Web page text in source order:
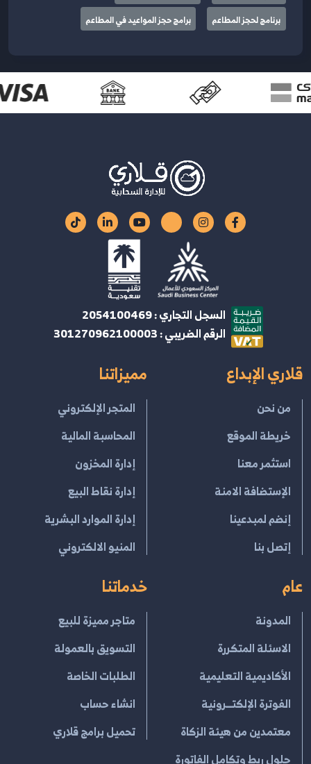
برنامج لحجز المطاعم
برامج حجز المواعيد في المطاعم
السجل التجاري : 2054100469
الرقم الضريبي : 301270962100003
قلاري الإبداع
من نحن
خريطة الموقع
استثمر معنا
الإستضافة الامنة
إنضم لمبدعينا
إتصل بنا
مميزاتنا
المتجر الإلكتروني
المحاسبة المالية
إدارة المخزون
إدارة نقاط البيع
إدارة الموارد البشرية
المنيو الالكتروني
عام
المدونة
الاسئلة المتكررة
الأكاديمية التعليمية
الفوترة الإلكتــرونية
معتمدين من هيئة الزكاة
حلول ربط وتكامل الفاتورة
خدماتنا
متاجر مميزة للبيع
التسويق بالعمولة
الطلبات الخاصة
انشاء حساب
تحميل برامج قلاري